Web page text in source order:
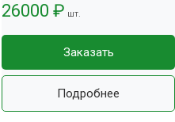
26000 ₽ шт.
Заказать
Подробнее